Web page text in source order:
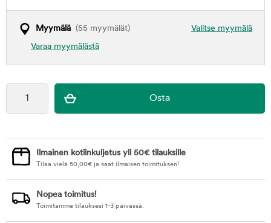
Valitse myymälä
Myymälä (55 myymälät)
Varaa myymälästä
Ilmainen kotiinkuljetus yli 50€ tilauksille
Tilaa vielä 50,00€ ja saat ilmaisen toimituksen!
Nopea toimitus!
Toimitamme tilauksesi 1-3 päivässä.